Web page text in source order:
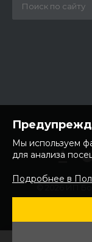
Юр. адрес:
с.
Мы используем
для анализа
Подробнее в